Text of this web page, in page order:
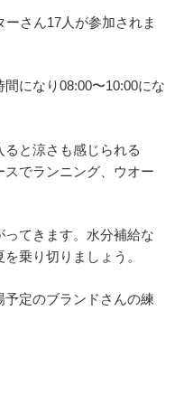
さん17人が参加されま
になり08:00〜10:00にな
と涼さも感じられる
でランニング、ウオー
てきます。水分補給な
乗り切りましょう。
定のブランドさんの練